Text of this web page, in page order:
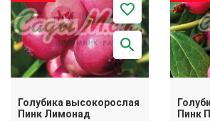
Голубика высокорослая
Пинк Лимонад
Пинк